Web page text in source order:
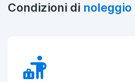
Condizioni di noleggio